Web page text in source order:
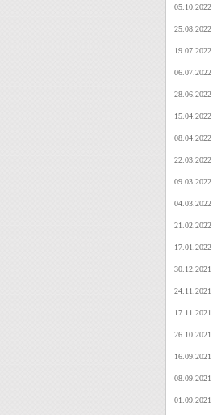
05.10.2022
25.08.2022
19.07.2022
06.07.2022
28.06.2022
15.04.2022
08.04.2022
22.03.2022
09.03.2022
04.03.2022
21.02.2022
17.01.2022
30.12.2021
24.11.2021
17.11.2021
26.10.2021
16.09.2021
08.09.2021
01.09.2021